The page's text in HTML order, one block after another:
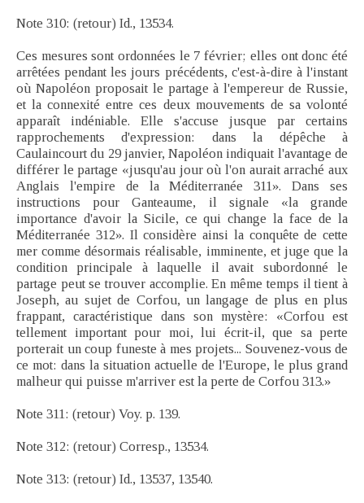
Note 310: (retour) Id., 13534.
Ces mesures sont ordonnées le 7 février; elles ont donc été
arrêtées pendant les jours précédents, c'est-à-dire à l'instant
où Napoléon proposait le partage à l'empereur de Russie,
et la connexité entre ces deux mouvements de sa volonté
apparaît indéniable. Elle s'accuse jusque par certains
rapprochements d'expression: dans la dépêche à
Caulaincourt du 29 janvier, Napoléon indiquait l'avantage de
différer le partage «jusqu'au jour où l'on aurait arraché aux
Anglais l'empire de la Méditerranée 311». Dans ses
instructions pour Ganteaume, il signale «la grande
importance d'avoir la Sicile, ce qui change la face de la
Méditerranée 312». Il considère ainsi la conquête de cette
mer comme désormais réalisable, imminente, et juge que la
condition principale à laquelle il avait subordonné le
partage peut se trouver accomplie. En même temps il tient à
Joseph, au sujet de Corfou, un langage de plus en plus
frappant, caractéristique dans son mystère: «Corfou est
tellement important pour moi, lui écrit-il, que sa perte
porterait un coup funeste à mes projets... Souvenez-vous de
ce mot: dans la situation actuelle de l'Europe, le plus grand
malheur qui puisse m'arriver est la perte de Corfou 313.»
Note 311: (retour) Voy. p. 139.
Note 312: (retour) Corresp., 13534.
Note 313: (retour) Id., 13537, 13540.